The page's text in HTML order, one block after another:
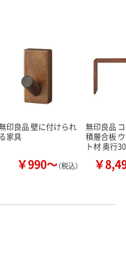
印良品 壁に付けられ
る家具
￥990～（税込）
無印良品
積層合板
ト材 奥行
￥